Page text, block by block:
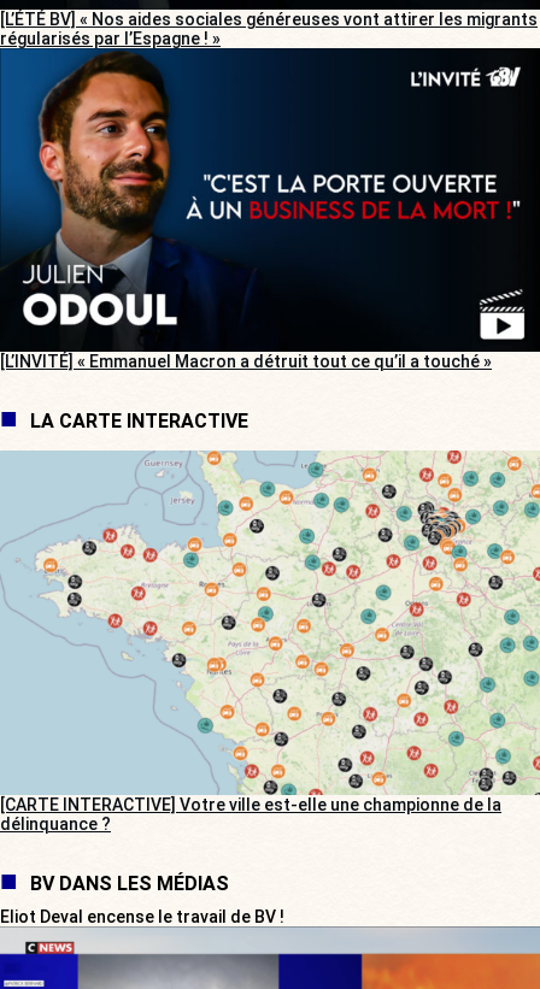
[L’ÉTÉ BV] « Nos aides sociales généreuses vont attirer les migrants
régularisés par l’Espagne ! »
[L’INVITÉ] « Emmanuel Macron a détruit tout ce qu’il a touché »
LA CARTE INTERACTIVE
[CARTE INTERACTIVE] Votre ville est-elle une championne de la
délinquance ?
BV DANS LES MÉDIAS
Eliot Deval encense le travail de BV !